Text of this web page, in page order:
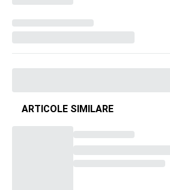
ARTICOLE SIMILARE